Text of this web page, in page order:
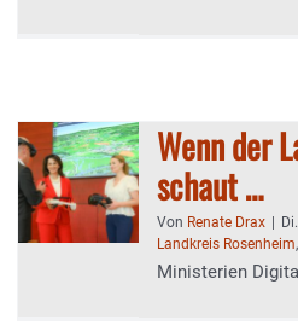
Wenn der
schaut …
Von Renate Drax
Landkreis Rosenheim,
Ministerien